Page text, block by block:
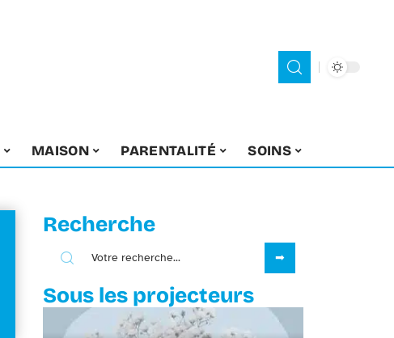
MAISON PARENTALITÉ SOINS
Recherche
Sous les projecteurs